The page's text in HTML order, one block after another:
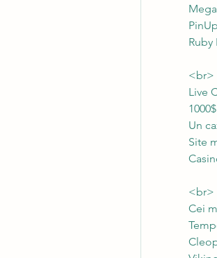
Ruby
<br>
Live
Un
Site
<br>
Cei